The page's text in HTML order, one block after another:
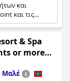
και
και τις
ταξιδιωτών.
& Spa
or more
Speedboat
from 6
Μαλέ